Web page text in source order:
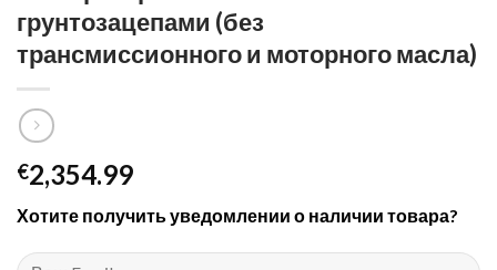
грунтозацепами (без
трансмиссионного и моторного масла)
€2,354.99
Хотите получить уведомлении о наличии товара?